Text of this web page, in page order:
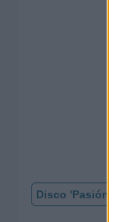
Disco 'Pasión'